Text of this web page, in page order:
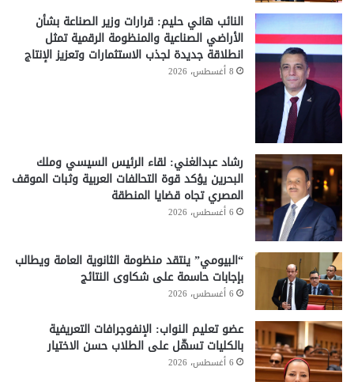
النائب هاني حليم: قرارات وزير الصناعة بشأن
الأراضي الصناعية والمنظومة الرقمية تمثل
انطلاقة جديدة لجذب الاستثمارات وتعزيز الإنتاج
8 أغسطس، 2026
رشاد عبدالغني: لقاء الرئيس السيسي وملك
البحرين يؤكد قوة التحالفات العربية وثبات الموقف
المصري تجاه قضايا المنطقة
6 أغسطس، 2026
“البيومي” ينتقد منظومة الثانوية العامة ويطالب
بإجابات حاسمة على شكاوى النتائج
6 أغسطس، 2026
عضو تعليم النواب: الإنفوجرافات التعريفية
بالكليات تسهّل على الطلاب حسن الاختيار
6 أغسطس، 2026